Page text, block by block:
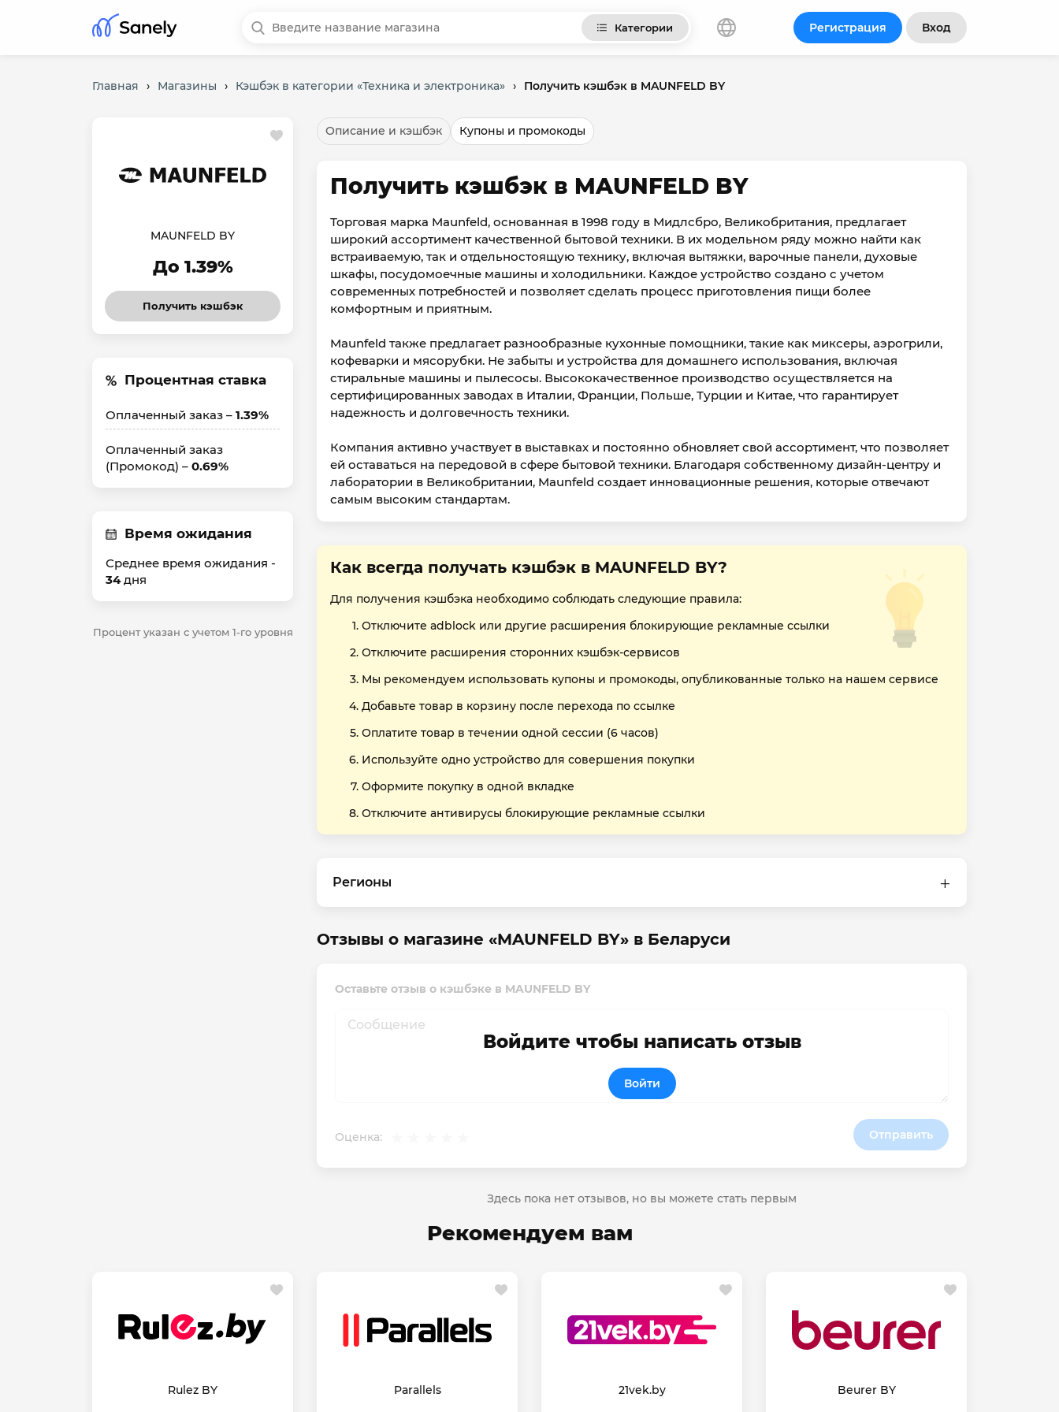
Категории Регистрация Вход
Главная › Магазины › Кэшбэк в категории «Техника и электроника» › Получить кэшбэк в MAUNFELD BY
MAUNFELD BY
До 1.39%
Получить кэшбэк
Процентная ставка
Оплаченный заказ – 1.39%
Оплаченный заказ
(Промокод) – 0.69%
Время ожидания
Среднее время ожидания -
34дня
Процент указан с учетом 1-го уровня
Описание и кэшбэк Купоны и промокоды
Получить кэшбэк в MAUNFELD BY
Торговая марка Maunfeld, основанная в 1998 году в Мидлсбро, Великобритания, предлагает
широкий ассортимент качественной бытовой техники. В их модельном ряду можно найти как
встраиваемую, так и отдельностоящую технику, включая вытяжки, варочные панели, духовые
шкафы, посудомоечные машины и холодильники. Каждое устройство создано с учетом
современных потребностей и позволяет сделать процесс приготовления пищи более
комфортным и приятным.
Maunfeld также предлагает разнообразные кухонные помощники, такие как миксеры, аэрогрили,
кофеварки и мясорубки. Не забыты и устройства для домашнего использования, включая
стиральные машины и пылесосы. Высококачественное производство осуществляется на
сертифицированных заводах в Италии, Франции, Польше, Турции и Китае, что гарантирует
надежность и долговечность техники.
Компания активно участвует в выставках и постоянно обновляет свой ассортимент, что позволяет
ей оставаться на передовой в сфере бытовой техники. Благодаря собственному дизайн-центру и
лаборатории в Великобритании, Maunfeld создает инновационные решения, которые отвечают
самым высоким стандартам.
Как всегда получать кэшбэк в MAUNFELD BY?
Для получения кэшбэка необходимо соблюдать следующие правила:
Отключите adblock или другие расширения блокирующие рекламные ссылки
Отключите расширения сторонних кэшбэк-сервисов
Мы рекомендуем использовать купоны и промокоды, опубликованные только на нашем сервисе
Добавьте товар в корзину после перехода по ссылке
Оплатите товар в течении одной сессии (6 часов)
Используйте одно устройство для совершения покупки
Оформите покупку в одной вкладке
Отключите антивирусы блокирующие рекламные ссылки
Регионы
Отзывы о магазине «MAUNFELD BY» в Беларуси
Оставьте отзыв о кэшбэке в MAUNFELD BY
Оценка: Отправить
Войдите чтобы написать отзыв
Войти
Здесь пока нет отзывов, но вы можете стать первым
Рекомендуем вам
Rulez BY Parallels 21vek.by Beurer BY